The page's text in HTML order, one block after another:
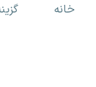
کلیه حقوق برای
خانه